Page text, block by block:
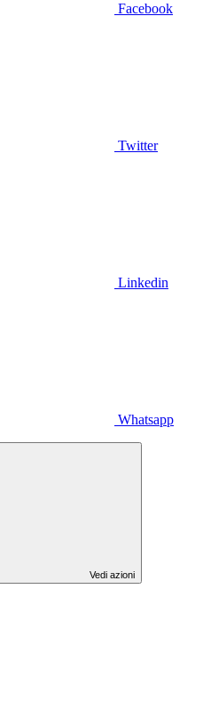
Facebook
Twitter
Linkedin
Whatsapp
Vedi azioni